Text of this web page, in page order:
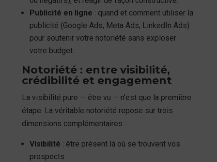
Publicité en ligne : quand et comment utiliser la
publicité (Google Ads, Meta Ads, LinkedIn Ads)
pour soutenir votre notoriété sans exploser
votre budget.
Notoriété : entre visibilité,
crédibilité et engagement
La visibilité pure — être vu — n’est que la première
étape. La véritable notoriété repose sur trois
dimensions complémentaires :
Visibilité : être présent là où se trouvent vos
prospects.